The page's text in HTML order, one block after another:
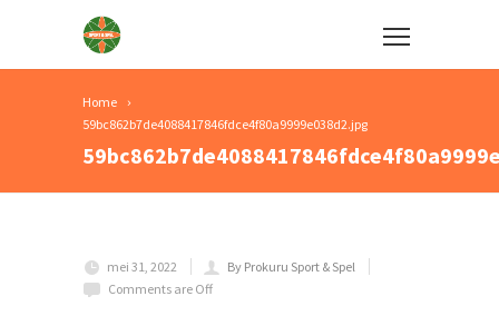
Home
59bc862b7de4088417846fdce4f80a9999e038d2.jpg
mei 31, 2022
By Prokuru Sport & Spel
Comments are Off